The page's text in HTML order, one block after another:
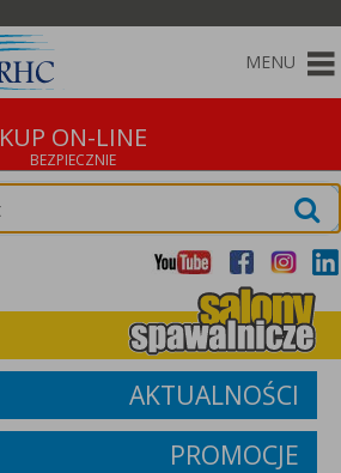
MENU
KUP ON-LINE
AKTUALNOŚCI
PROMOCJE